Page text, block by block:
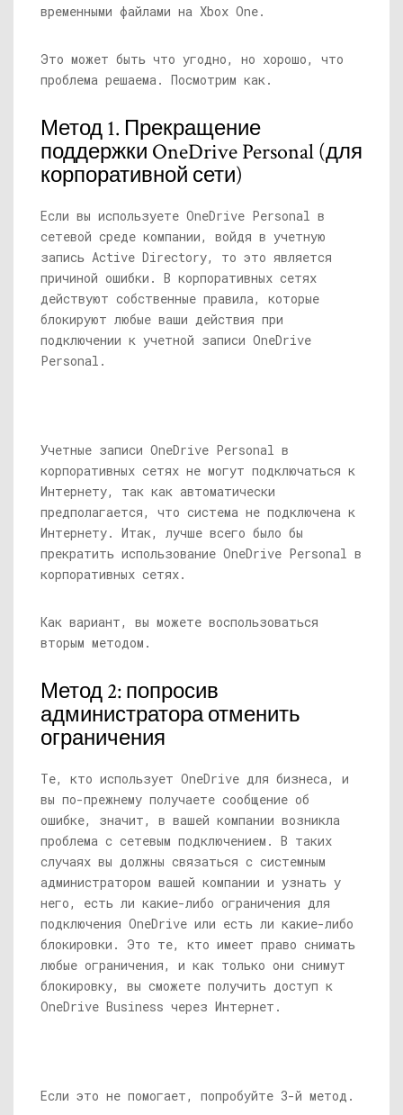
временными файлами на Xbox One.
Это может быть что угодно, но хорошо, что
проблема решаема. Посмотрим как.
Метод 1. Прекращение
поддержки OneDrive Personal (для
корпоративной сети)
Если вы используете OneDrive Personal в
сетевой среде компании, войдя в учетную
запись Active Directory, то это является
причиной ошибки. В корпоративных сетях
действуют собственные правила, которые
блокируют любые ваши действия при
подключении к учетной записи OneDrive
Personal.
Учетные записи OneDrive Personal в
корпоративных сетях не могут подключаться к
Интернету, так как автоматически
предполагается, что система не подключена к
Интернету. Итак, лучше всего было бы
прекратить использование OneDrive Personal в
корпоративных сетях.
Как вариант, вы можете воспользоваться
вторым методом.
Метод 2: попросив
администратора отменить
ограничения
Те, кто использует OneDrive для бизнеса, и
вы по-прежнему получаете сообщение об
ошибке, значит, в вашей компании возникла
проблема с сетевым подключением. В таких
случаях вы должны связаться с системным
администратором вашей компании и узнать у
него, есть ли какие-либо ограничения для
подключения OneDrive или есть ли какие-либо
блокировки. Это те, кто имеет право снимать
любые ограничения, и как только они снимут
блокировку, вы сможете получить доступ к
OneDrive Business через Интернет.
Если это не помогает, попробуйте 3-й метод.